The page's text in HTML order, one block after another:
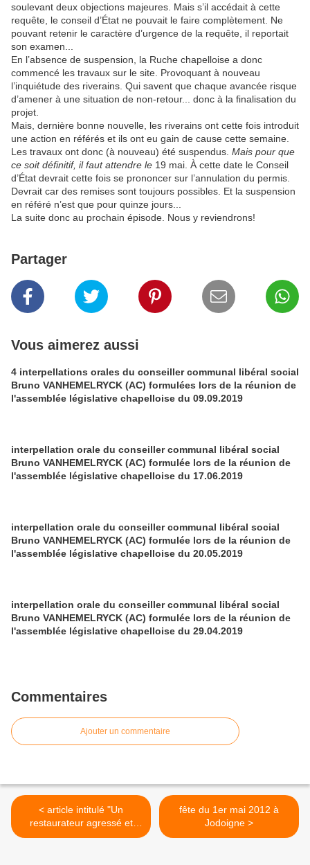
soulevant deux objections majeures. Mais s’il accédait à cette
requête, le conseil d’État ne pouvait le faire complètement. Ne
pouvant retenir le caractère d’urgence de la requête, il reportait
son examen...
En l’absence de suspension, la Ruche chapelloise a donc
commencé les travaux sur le site. Provoquant à nouveau
l’inquiétude des riverains. Qui savent que chaque avancée risque
d’amener à une situation de non-retour... donc à la finalisation du
projet.
Mais, dernière bonne nouvelle, les riverains ont cette fois introduit
une action en référés et ils ont eu gain de cause cette semaine.
Les travaux ont donc (à nouveau) été suspendus. Mais pour que
ce soit définitif, il faut attendre le 19 mai. À cette date le Conseil
d’État devrait cette fois se prononcer sur l’annulation du permis.
Devrait car des remises sont toujours possibles. Et la suspension
en référé n’est que pour quinze jours...
La suite donc au prochain épisode. Nous y reviendrons!
Partager
Vous aimerez aussi
4 interpellations orales du conseiller communal libéral social
Bruno VANHEMELRYCK (AC) formulées lors de la réunion de
l'assemblée législative chapelloise du 09.09.2019
interpellation orale du conseiller communal libéral social
Bruno VANHEMELRYCK (AC) formulée lors de la réunion de
l'assemblée législative chapelloise du 17.06.2019
interpellation orale du conseiller communal libéral social
Bruno VANHEMELRYCK (AC) formulée lors de la réunion de
l'assemblée législative chapelloise du 20.05.2019
interpellation orale du conseiller communal libéral social
Bruno VANHEMELRYCK (AC) formulée lors de la réunion de
l'assemblée législative chapelloise du 29.04.2019
Commentaires
Ajouter un commentaire
< article intitulé "Un
restaurateur agressé et
dépouillé de sa recette à
fête du 1er mai 2012 à
Jodoigne >